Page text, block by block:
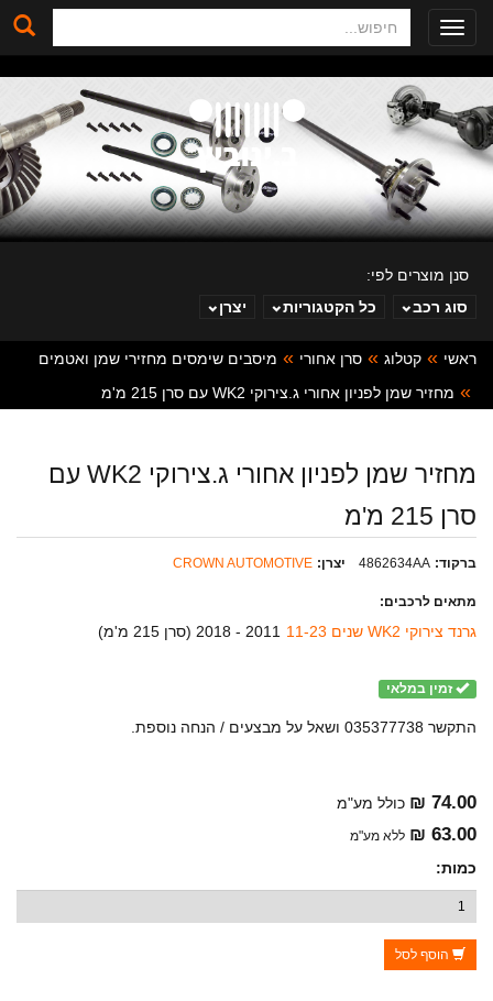
Toggle
navigation
סנן מוצרים לפי:
סוג רכב
כל הקטגוריות יצרן
ראשי קטלוג סרן אחורי
מיסבים שימסים מחזירי שמן ואטמים
מחזיר שמן לפניון אחורי ג.צירוקי WK2 עם סרן 215 מ'מ
מחזיר שמן לפניון אחורי ג.צירוקי WK2 עם
סרן 215 מ'מ
ברקוד: 4862634AA יצרן: CROWN AUTOMOTIVE
מתאים לרכבים:
גרנד צירוקי WK2 שנים 11-23 2011 - 2018 ( סרן 215 מ'מ )
זמין במלאי
התקשר 035377738 ושאל על מבצעים / הנחה נוספת.
74.00 ₪ כולל מע"מ
63.00 ₪ ללא מע"מ
כמות:
הוסף לסל